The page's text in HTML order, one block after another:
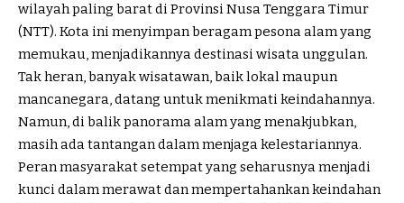
wilayah paling barat di Provinsi Nusa Tenggara Timur
(NTT). Kota ini menyimpan beragam pesona alam yang
memukau, menjadikannya destinasi wisata unggulan.
Tak heran, banyak wisatawan, baik lokal maupun
mancanegara, datang untuk menikmati keindahannya.
Namun, di balik panorama alam yang menakjubkan,
masih ada tantangan dalam menjaga kelestariannya.
Peran masyarakat setempat yang seharusnya menjadi
kunci dalam merawat dan mempertahankan keindahan